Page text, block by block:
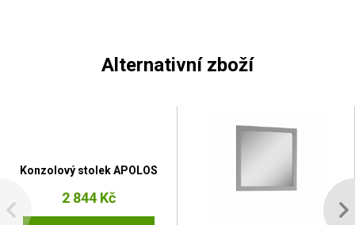
Alternativní zboží
Konzolový stolek APOLOS
2 844 Kč